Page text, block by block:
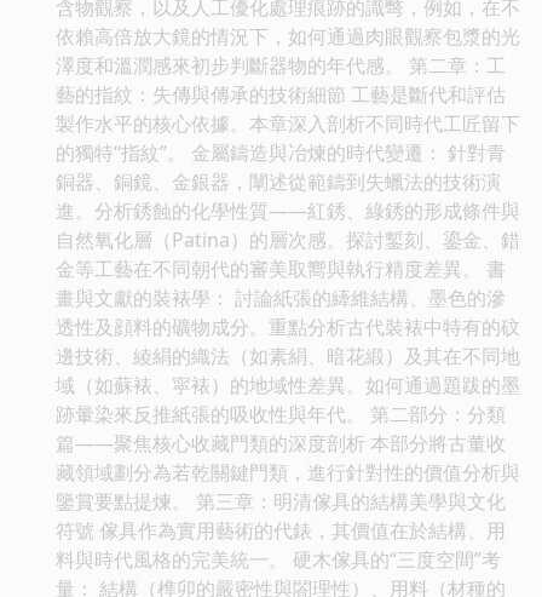
含物觀察，以及人工優化處理痕跡的識彆，例如，在不
依賴高倍放大鏡的情況下，如何通過肉眼觀察包漿的光
澤度和溫潤感來初步判斷器物的年代感。 第二章：工
藝的指紋：失傳與傳承的技術細節 工藝是斷代和評估
製作水平的核心依據。本章深入剖析不同時代工匠留下
的獨特“指紋”。 金屬鑄造與冶煉的時代變遷： 針對青
銅器、銅鏡、金銀器，闡述從範鑄到失蠟法的技術演
進。分析銹蝕的化學性質——紅銹、綠銹的形成條件與
自然氧化層（Patina）的層次感。探討鏨刻、鎏金、錯
金等工藝在不同朝代的審美取嚮與執行精度差異。 書
畫與文獻的裝裱學： 討論紙張的縴維結構、墨色的滲
透性及顔料的礦物成分。重點分析古代裝裱中特有的砇
邊技術、綾絹的織法（如素絹、暗花緞）及其在不同地
域（如蘇裱、寜裱）的地域性差異。如何通過題跋的墨
跡暈染來反推紙張的吸收性與年代。 第二部分：分類
篇——聚焦核心收藏門類的深度剖析 本部分將古董收
藏領域劃分為若乾關鍵門類，進行針對性的價值分析與
鑒賞要點提煉。 第三章：明清傢具的結構美學與文化
符號 傢具作為實用藝術的代錶，其價值在於結構、用
料與時代風格的完美統一。 硬木傢具的“三度空間”考
量： 結構（榫卯的嚴密性與閤理性）、用料（材種的